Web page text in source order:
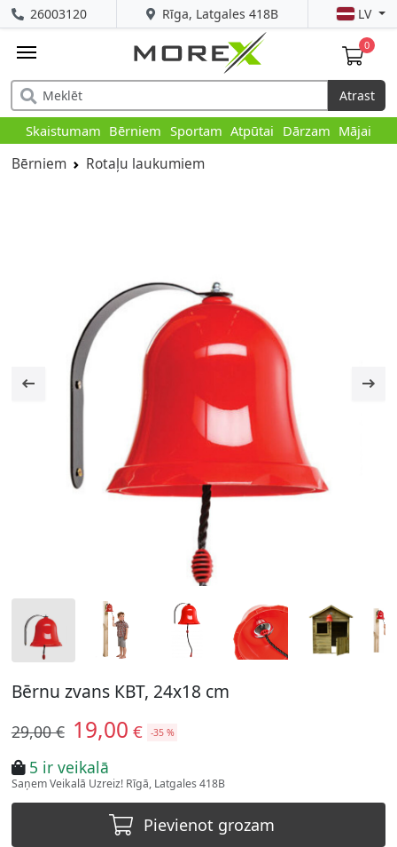
Rīga, Latgales 418B
26003120 LV
0
Atrast
Skaistumam Bērniem Sportam Atpūtai Dārzam Mājai
Bērniem Rotaļu laukumiem
Bērnu zvans КВТ, 24x18 cm
29,00 € 19,00 € -35 %
5 ir veikalā
Saņem Veikalā Uzreiz! Rīgā, Latgales 418B
Pievienot grozam